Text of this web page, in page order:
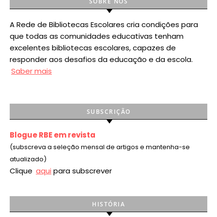
A Rede de Bibliotecas Escolares cria condições para
que todas as comunidades educativas tenham
excelentes bibliotecas escolares, capazes de
responder aos desafios da educação e da escola.
Saber mais
SUBSCRIÇÃO
Blogue RBE em revista
(subscreva a seleção mensal de artigos e mantenha-se
atualizado)
Clique aqui para subscrever
HISTÓRIA